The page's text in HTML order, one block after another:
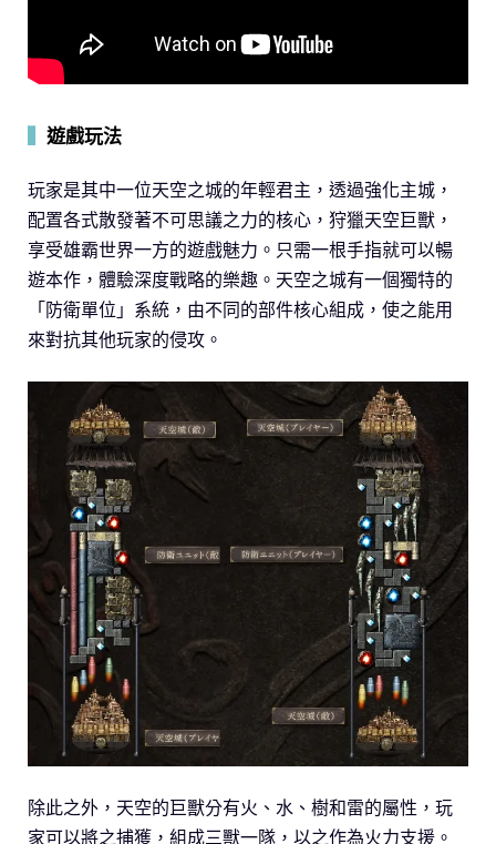
遊戲玩法
玩家是其中一位天空之城的年輕君主，透過強化主城，
配置各式散發著不可思議之力的核心，狩獵天空巨獸，
享受雄霸世界一方的遊戲魅力。只需一根手指就可以暢
遊本作，體驗深度戰略的樂趣。天空之城有一個獨特的
「防衛單位」系統，由不同的部件核心組成，使之能用
來對抗其他玩家的侵攻。
除此之外，天空的巨獸分有火、水、樹和雷的屬性，玩
家可以將之捕獲，組成三獸一隊，以之作為火力支援。